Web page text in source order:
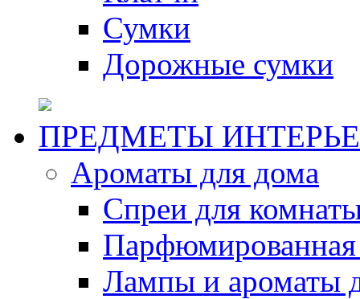
Сумки
Дорожные сумки
ПРЕДМЕТЫ
Ароматы для дома
Спреи для
Парфюмированная
Лампы и ароматы